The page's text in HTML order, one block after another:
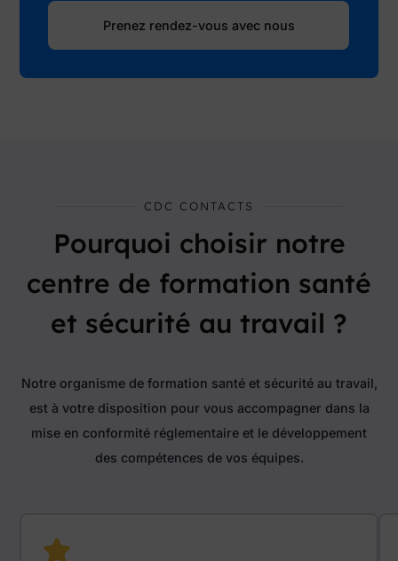
Prenez rendez-vous avec nous
CDC CONTACTS
Pourquoi choisir notre
centre de formation santé
et sécurité au travail ?
Notre organisme de formation santé et sécurité au travail,
est à votre disposition pour vous accompagner dans la
mise en conformité réglementaire et le développement
des compétences de vos équipes.